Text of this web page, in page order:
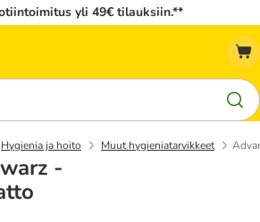
yli 49€ tilauksiin.**
Hygienia ja hoito Muut hygieniatarvikkeet
-